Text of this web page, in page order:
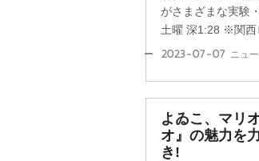
がさまざまな実験
土曜 深1:28 ※関西
2023-07-07 ニュ
よゐこ、マリ
オ』の魅力を
き!